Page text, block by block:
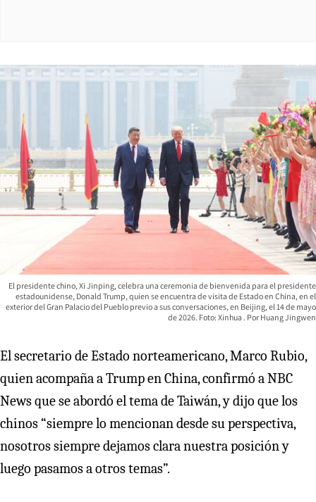
El presidente chino, Xi Jinping, celebra una ceremonia de bienvenida para el presidente
estadounidense, Donald Trump, quien se encuentra de visita de Estado en China, en el
exterior del Gran Palacio del Pueblo previo a sus conversaciones, en Beijing, el 14 de mayo
de 2026. Foto: Xinhua
Huang Jingwen
El secretario de Estado norteamericano, Marco Rubio,
quien acompaña a Trump en China, confirmó a NBC
News que se abordó el tema de Taiwán, y dijo que los
chinos “siempre lo mencionan desde su perspectiva,
nosotros siempre dejamos clara nuestra posición y
luego pasamos a otros temas”.